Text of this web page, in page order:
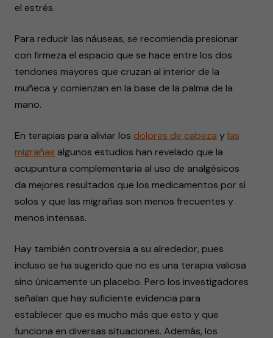
el estrés.
Para reducir las náuseas, se recomienda presionar
con firmeza el espacio que se hace entre los dos
tendones mayores que cruzan al interior de la
muñeca y comienzan en la base de la palma de la
mano.
En terapias para aliviar los dolores de cabeza ylas
migrañas algunos estudios han revelado que la
acupuntura complementaria al uso de analgésicos
da mejores resultados que los medicamentos por sí
solos y que las migrañas son menos frecuentes y
menos intensas.
Hay también controversia a su alrededor, pues
incluso se ha sugerido que no es una terapia valiosa
sino únicamente un placebo. Pero los investigadores
señalan que hay suficiente evidencia para
establecer que es mucho más que esto y que
funciona en diversas situaciones. Además, los